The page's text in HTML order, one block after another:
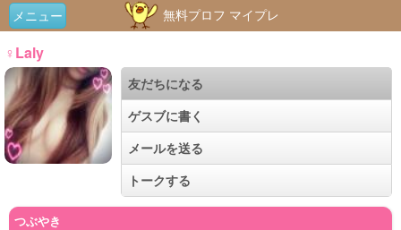
メニュー 無料プロフ マイプレ
♀Laly
友だちになる
ゲスブに書く
メールを送る
トークする
つぶやき